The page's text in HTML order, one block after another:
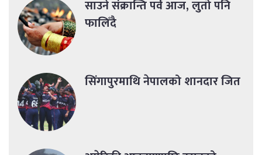
साउने संक्रान्ति पर्व आज, लुतो पनि
फालिँदै
सिंगापुरमाथि नेपालको शानदार जित